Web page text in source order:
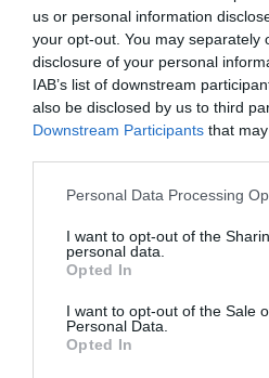
us or personal information
your opt-out. You may separately
disclosure of your personal
IAB’s list of downstream
also be disclosed by us to third
Downstream Participants that
Personal Data Processing
I want to opt-out of the
personal data.
Opted In
I want to opt-out of the Sale
Personal Data.
Opted In
Gaetano
Svizzera
Maggio 2012
Famiglia con figli grandi
Abbiamo prenotato due camere
sotto il tetto da far venire i brividi, alla
Bastava dire che si erano sbagliati.